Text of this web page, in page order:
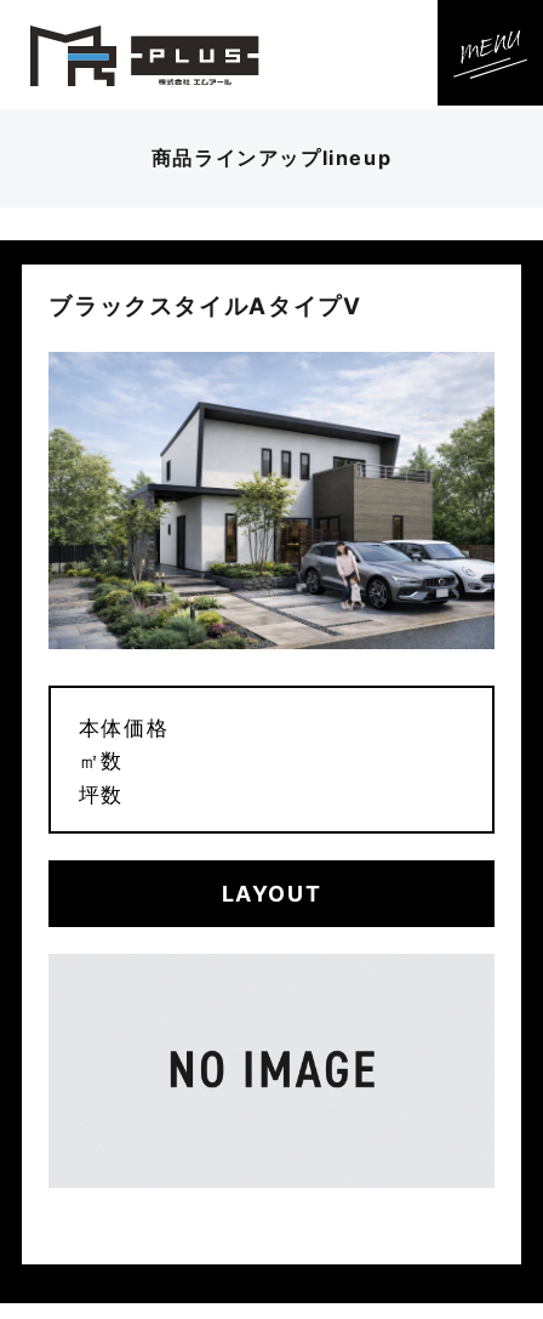
商品ラインアップlineup
ブラックスタイルAタイプⅤ
本体価格
㎡数
坪数
LAYOUT